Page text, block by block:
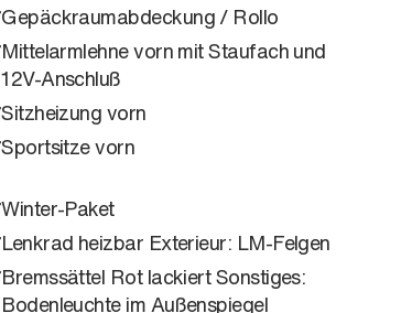
Gepäckraumabdeckung / Rollo
Mittelarmlehne vorn mit Staufach und
12V-Anschluß
Sitzheizung vorn
Sportsitze vorn
Winter-Paket
Lenkrad heizbar Exterieur: LM-Felgen
Bremssättel Rot lackiert Sonstiges:
Bodenleuchte im Außenspiegel